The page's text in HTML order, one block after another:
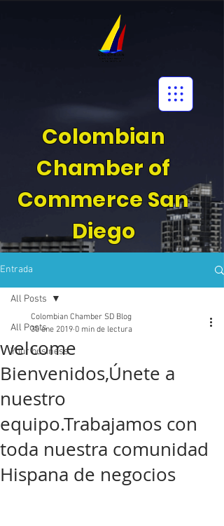
Colombian
Chamber of
Commerce San
Diego
Entrada
All Posts
Your business
All Posts
welcome
Bienvenidos,Únete a
nuestro
equipo.Trabajamos con
toda nuestra comunidad
Hispana de negocios
Colombian Chamber SD Blog
30 ene 2019 0 min de lectura